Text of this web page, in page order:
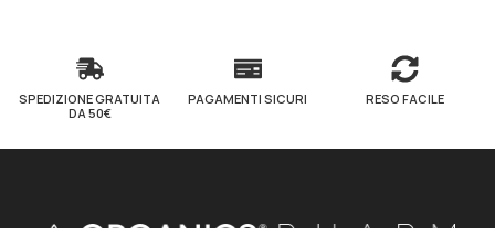
SPEDIZIONE GRATUITA
DA 50€
PAGAMENTI SICURI RESO FACILE